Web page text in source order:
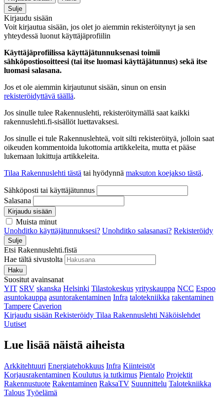
Sulje
Kirjaudu sisään
Voit kirjautua sisään, jos olet jo aiemmin rekisteröitynyt ja sen
yhteydessä luonut käyttäjäprofiilin
Käyttäjäprofiilissa käyttäjätunnuksenasi toimii
sähköpostiosoitteesi (tai itse luomasi käyttäjätunnus) sekä itse
luomasi salasana.
Jos et ole aiemmin kirjautunut sisään, sinun on ensin
rekisteröidyttävä täällä.
Jos sinulle tulee Rakennuslehti, rekisteröitymällä saat kaikki
rakennuslehti.fi-sisällöt luettavaksesi.
Jos sinulle ei tule Rakennuslehteä, voit silti rekisteröityä, jolloin saat
oikeuden kommentoida lukottomia artikkeleita, mutta et pääse
lukemaan lukittuja artikkeleita.
Tilaa Rakennuslehti tästä tai hyödynnä maksuton koejakso tästä.
Sähköposti tai käyttäjätunnus
Salasana
Kirjaudu sisään
Muista minut
Unohditko käyttäjätunnuksesi? Unohditko salasanasi? Rekisteröidy
Sulje
Etsi Rakennuslehti.fistä
Hae tältä sivustolta
Haku
Suositut avainsanat
YIT SRV skanska Helsinki Tilastokeskus yrityskauppa NCC Espoo
asuntokauppa asuntorakentaminen Infra talotekniikka rakentaminen
Tampere Caverion
Kirjaudu sisään Rekisteröidy Tilaa Rakennuslehti Näköislehdet
Uutiset
Lue lisää näistä aiheista
Arkkitehtuuri Energiatehokkuus Infra Kiinteistöt
Korjausrakentaminen Koulutus ja tutkimus Pientalo Projektit
Rakennustuote Rakentaminen RaksaTV Suunnittelu Talotekniikka
Talous Työelämä